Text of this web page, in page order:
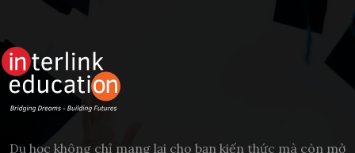
Du học không chỉ mang lại cho bạn kiến thức mà còn mở